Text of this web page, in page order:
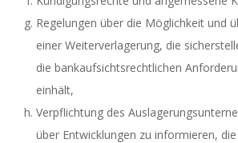
Regelungen über die Möglichkeit und
einer Weiterverlagerung, die
die bankaufsichtsrechtlichen
einhält,
Verpflichtung des
über Entwicklungen zu informieren,